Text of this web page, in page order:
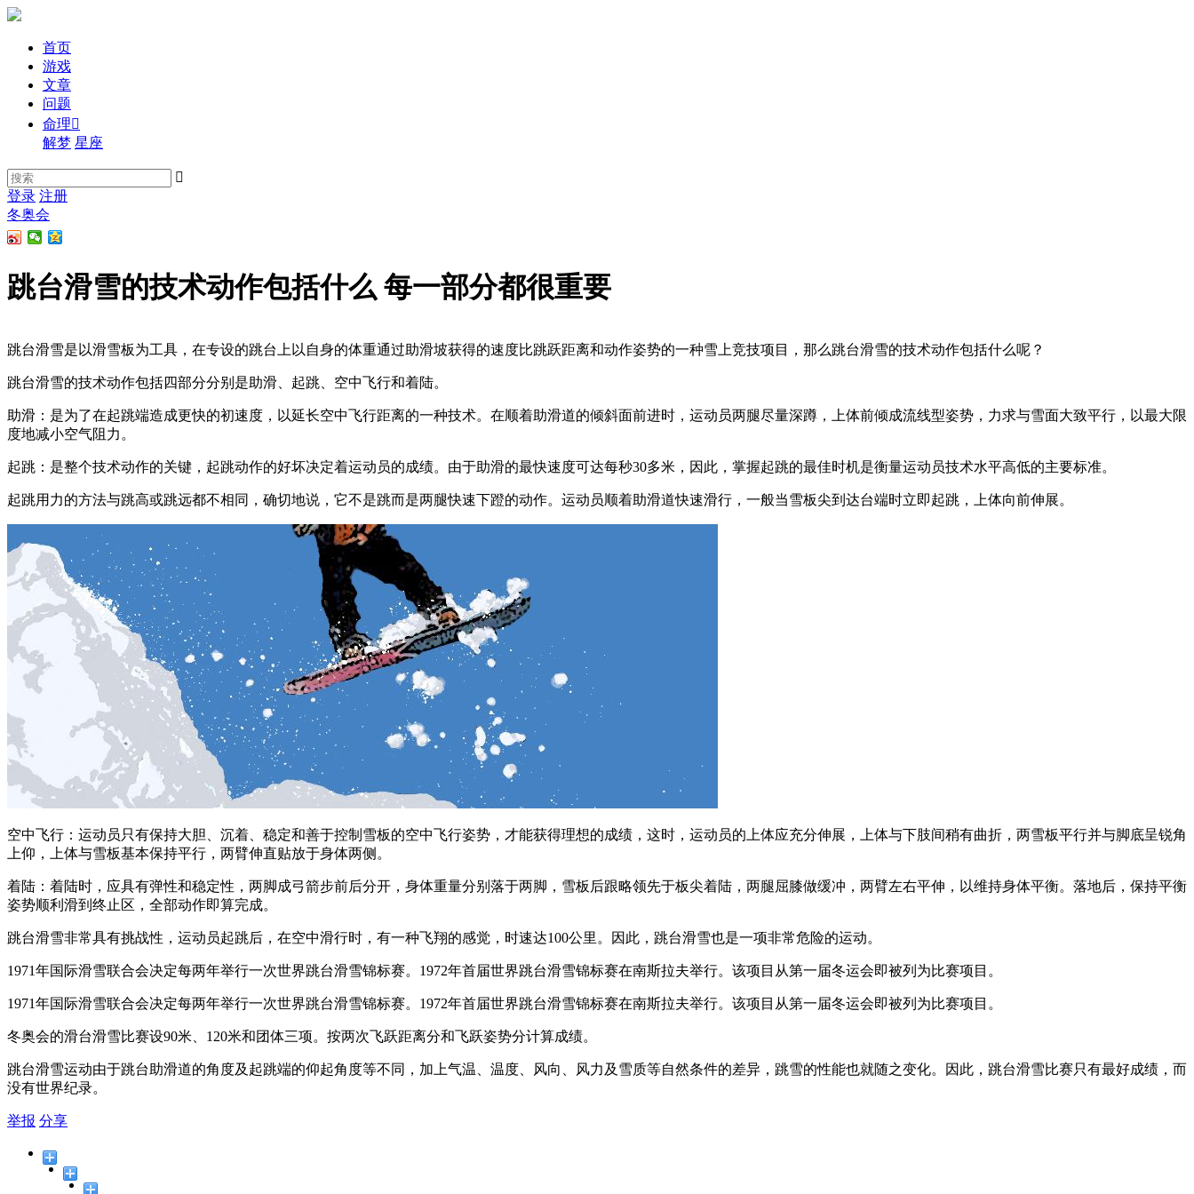
首页
游戏
文章
问题
命理
解梦 星座

登录 注册
冬奥会
跳台滑雪的技术动作包括什么 每一部分都很重要
跳台滑雪是以滑雪板为工具，在专设的跳台上以自身的体重通过助滑坡获得的速度比跳跃距离和动作姿势的一种雪上竞技项目，那么跳台滑雪的技术动作包括什么呢？
跳台滑雪的技术动作包括四部分分别是助滑、起跳、空中飞行和着陆。
助滑：是为了在起跳端造成更快的初速度，以延长空中飞行距离的一种技术。在顺着助滑道的倾斜面前进时，运动员两腿尽量深蹲，上体前倾成流线型姿势，力求与雪面大致平行，以最大限
度地减小空气阻力。
起跳：是整个技术动作的关键，起跳动作的好坏决定着运动员的成绩。由于助滑的最快速度可达每秒30多米，因此，掌握起跳的最佳时机是衡量运动员技术水平高低的主要标准。
起跳用力的方法与跳高或跳远都不相同，确切地说，它不是跳而是两腿快速下蹬的动作。运动员顺着助滑道快速滑行，一般当雪板尖到达台端时立即起跳，上体向前伸展。
空中飞行：运动员只有保持大胆、沉着、稳定和善于控制雪板的空中飞行姿势，才能获得理想的成绩，这时，运动员的上体应充分伸展，上体与下肢间稍有曲折，两雪板平行并与脚底呈锐角
上仰，上体与雪板基本保持平行，两臂伸直贴放于身体两侧。
着陆：着陆时，应具有弹性和稳定性，两脚成弓箭步前后分开，身体重量分别落于两脚，雪板后跟略领先于板尖着陆，两腿屈膝做缓冲，两臂左右平伸，以维持身体平衡。落地后，保持平衡
姿势顺利滑到终止区，全部动作即算完成。
跳台滑雪非常具有挑战性，运动员起跳后，在空中滑行时，有一种飞翔的感觉，时速达100公里。因此，跳台滑雪也是一项非常危险的运动。
1971年国际滑雪联合会决定每两年举行一次世界跳台滑雪锦标赛。1972年首届世界跳台滑雪锦标赛在南斯拉夫举行。该项目从第一届冬运会即被列为比赛项目。
1971年国际滑雪联合会决定每两年举行一次世界跳台滑雪锦标赛。1972年首届世界跳台滑雪锦标赛在南斯拉夫举行。该项目从第一届冬运会即被列为比赛项目。
冬奥会的滑台滑雪比赛设90米、120米和团体三项。按两次飞跃距离分和飞跃姿势分计算成绩。
跳台滑雪运动由于跳台助滑道的角度及起跳端的仰起角度等不同，加上气温、温度、风向、风力及雪质等自然条件的差异，跳雪的性能也就随之变化。因此，跳台滑雪比赛只有最好成绩，而
没有世界纪录。
举报 分享